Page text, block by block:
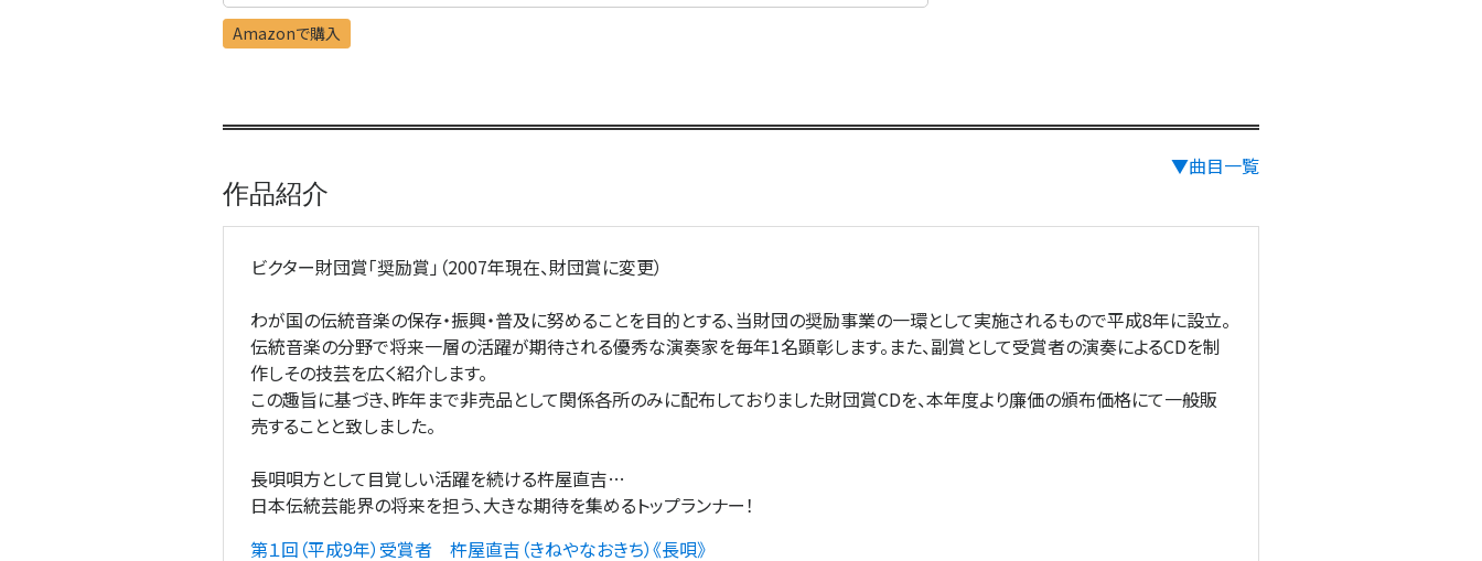
Amazonで購入
▼曲目一覧
作品紹介
ビクター財団賞「奨励賞」（2007年現在、財団賞に変更）
わが国の伝統音楽の保存・振興・普及に努めることを目的とする、当財団の奨励事業の一環として実施されるもので平成8年に設立。
伝統音楽の分野で将来一層の活躍が期待される優秀な演奏家を毎年1名顕彰します。また、副賞として受賞者の演奏によるCDを制
作しその技芸を広く紹介します。
この趣旨に基づき、昨年まで非売品として関係各所のみに配布しておりました財団賞CDを、本年度より廉価の頒布価格にて一般販
売することと致しました。
長唄唄方として目覚しい活躍を続ける杵屋直吉…
日本伝統芸能界の将来を担う、大きな期待を集めるトップランナー！
第１回（平成9年）受賞者 杵屋直吉（きねやなおきち）《長唄》